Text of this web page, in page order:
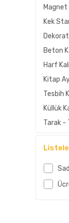
Magnet
Kek
Beton
Harf
Kitap
Tesbih
Küllük
Tarak -
Mix
Tepsi -
Kalem -